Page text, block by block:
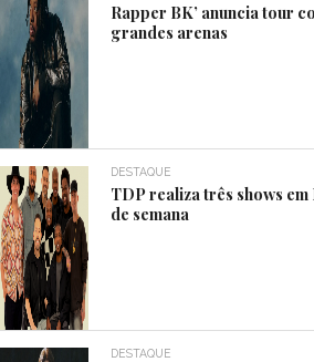
Rapper BK’ anuncia tour
grandes arenas
DESTAQUE
TDP realiza três shows
de semana
DESTAQUE